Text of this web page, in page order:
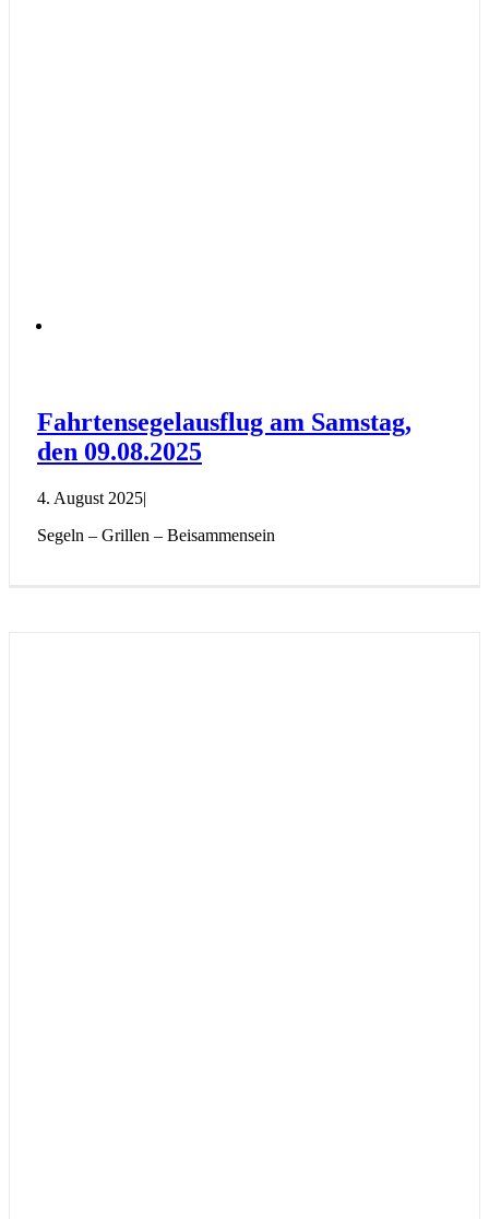
Fahrtensegelausflug am Samstag,
den 09.08.2025
4. August 2025|
Segeln – Grillen – Beisammensein